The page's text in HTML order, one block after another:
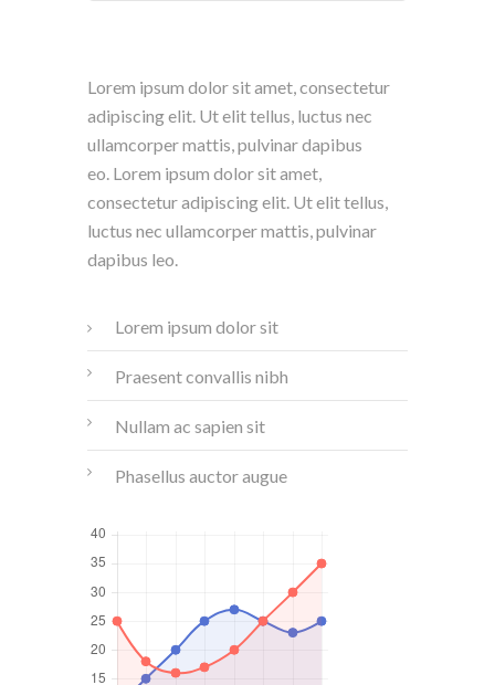
Lorem ipsum dolor sit amet, consectetur
adipiscing elit. Ut elit tellus, luctus nec
ullamcorper mattis, pulvinar dapibus
eo. Lorem ipsum dolor sit amet,
consectetur adipiscing elit. Ut elit tellus,
luctus nec ullamcorper mattis, pulvinar
dapibus leo.
Lorem ipsum dolor sit
Praesent convallis nibh
Nullam ac sapien sit
Phasellus auctor augue